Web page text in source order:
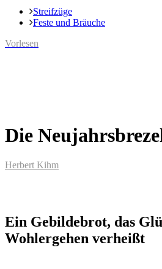
Streifzüge
Feste und Bräuche
Vorlesen
Die
Herbert Kihm
Ein Gebildebrot, das
Wohlergehen verheißt